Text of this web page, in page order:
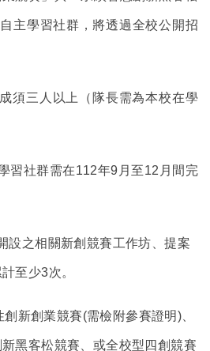
主學習社群，將透過全校公開招
須三人以上（隊長需為本校在學
習社群需在112年9月至12月間完
設之相關新創競賽工作坊、提案
至少3次。
新創業競賽(需檢附參賽證明)、
黑客松競賽、或全校型四創競賽